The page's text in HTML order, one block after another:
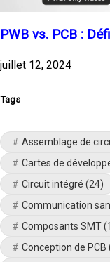
PWB vs. PCB :
juillet 12, 2024
Tags
Assemblage de
Cartes de
Circuit intégré (24)
Communication
Composants SMT
Conception de PCB